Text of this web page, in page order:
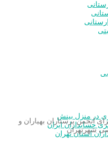
در منزل بینش
حسابداران ایران
استان تهران
انجمن پرستاران بهیاران و
شهرتهران